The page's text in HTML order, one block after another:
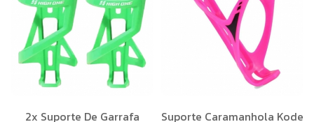
2x Suporte De Garrafa
Suporte Caramanhola Kode